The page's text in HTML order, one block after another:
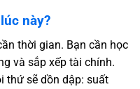
này?
thời gian. Bạn cần học
và sắp xếp tài chính.
thứ sẽ dồn dập: suất